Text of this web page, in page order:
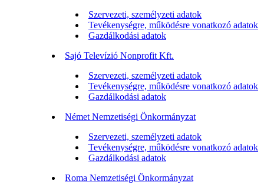
Szervezeti, személyzeti adatok
Tevékenységre, működésre vonatkozó adatok
Gazdálkodási adatok
Sajó Televízió Nonprofit Kft.
Szervezeti, személyzeti adatok
Tevékenységre, működésre vonatkozó adatok
Gazdálkodási adatok
Német Nemzetiségi Önkormányzat
Szervezeti, személyzeti adatok
Tevékenységre, működésre vonatkozó adatok
Gazdálkodási adatok
Roma Nemzetiségi Önkormányzat